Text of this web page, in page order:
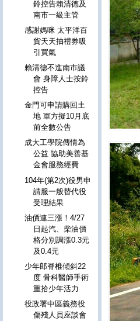
鈴控告賴清德及
南市一級主管
感謝媽咪 太平洋百
貨天天抽禮券吸
引買氣
賴清德不進南市議
會 身障人士按鈴
控告
金門可申請購回土
地 軍方擬10月底
前全數公告
成大工學院傳情為
公益 協助美善基
金會服務經費
104年(第2次)役男申
請服一般替代役
受理結果
油價連三漲！4/27
日起汽、柴油價
格分別調漲0.3元
及0.4元
少年郎脊椎傾斜22
度 骨科醫師手術
重拾少年活力
役政署中區義務役
傷殘人員座談會